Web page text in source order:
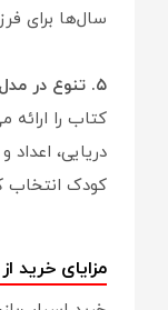
سال‌ها برای
۵. تنوع در مدل‌ها:
کتاب را ارائه
دریایی،
کودک انتخاب
مزایای خرید